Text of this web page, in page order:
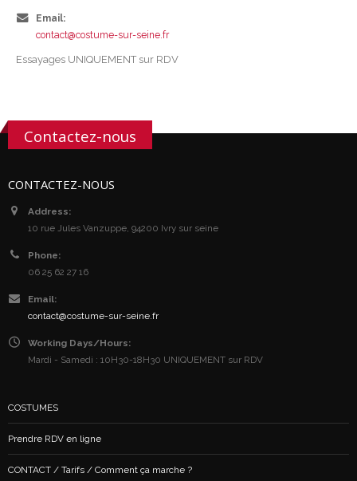
Email:
contact@costume-sur-seine.fr
Essayages UNIQUEMENT sur RDV
Contactez-nous
CONTACTEZ-NOUS
Address:
10 rue Jules Vanzuppe, 94200 Ivry sur seine
Phone:
06 25 62 27 16
Email:
contact@costume-sur-seine.fr
Working Days/Hours:
Mardi - Samedi : 10H30-18H30 UNIQUEMENT sur RDV
COSTUMES
Prendre RDV en ligne
CONTACT / Tarifs / Comment ça marche ?